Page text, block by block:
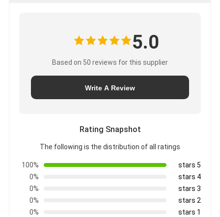
5.0
Based on 50 reviews for this supplier
Write A Review
Rating Snapshot
The following is the distribution of all ratings
5 stars
100%
4 stars
0%
3 stars
0%
2 stars
0%
1 stars
0%